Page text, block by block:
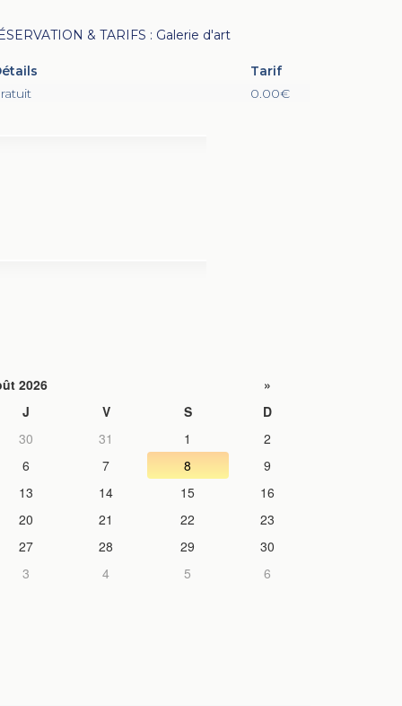
& TARIFS : Galerie d'art
Tarif
0.00€
2026
»
J
V S
D
30
31 1
2
6
7 8
9
13
14 15
16
20
21 22
23
27
28 29
30
3
4 5 6